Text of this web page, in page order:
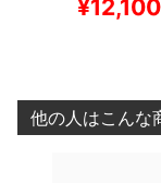
スケートボー
¥12,100
他の人はこんな